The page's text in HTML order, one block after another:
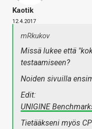
Kaotik
12.4.2017
mRkukov
Missä lukee että
testaamiseen?
Noiden sivuilla
Edit:
UNIGINE
Tietääkseni myös